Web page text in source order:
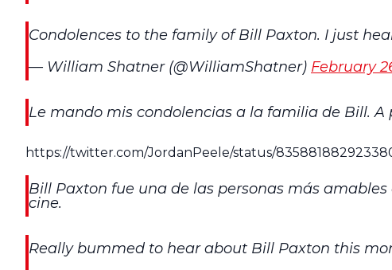
Condolences to the family of Bill Paxton. I just
— William Shatner (@WilliamShatner) February
Le mando mis condolencias a la familia de Bill. A
https://twitter.com/JordanPeele/status/
Bill Paxton fue una de las personas más
cine.
Really bummed to hear about Bill Paxton this